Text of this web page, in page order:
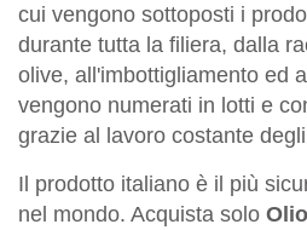
cui vengono sottoposti i
durante tutta la filiera, dalla
olive, all'imbottigliamento ed
vengono numerati in lotti e
grazie al lavoro costante
Il prodotto italiano è il più
nel mondo. Acquista solo